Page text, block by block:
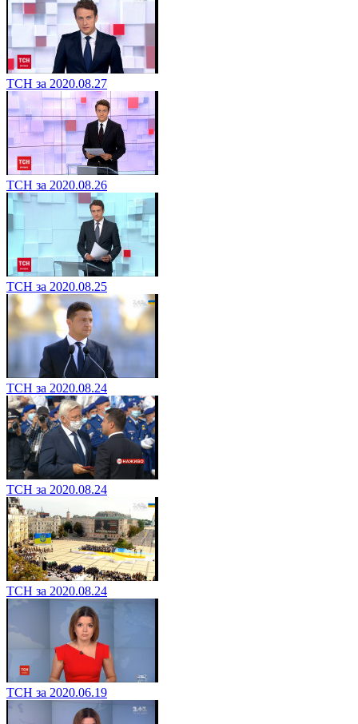
ТСН за 2020.08.27
ТСН за 2020.08.26
ТСН за 2020.08.25
ТСН за 2020.08.24
ТСН за 2020.08.24
ТСН за 2020.08.24
ТСН за 2020.06.19